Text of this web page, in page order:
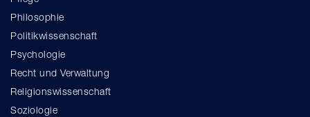
Philosophie
Politikwissenschaft
Psychologie
Recht und Verwaltung
Religionswissenschaft
Soziologie